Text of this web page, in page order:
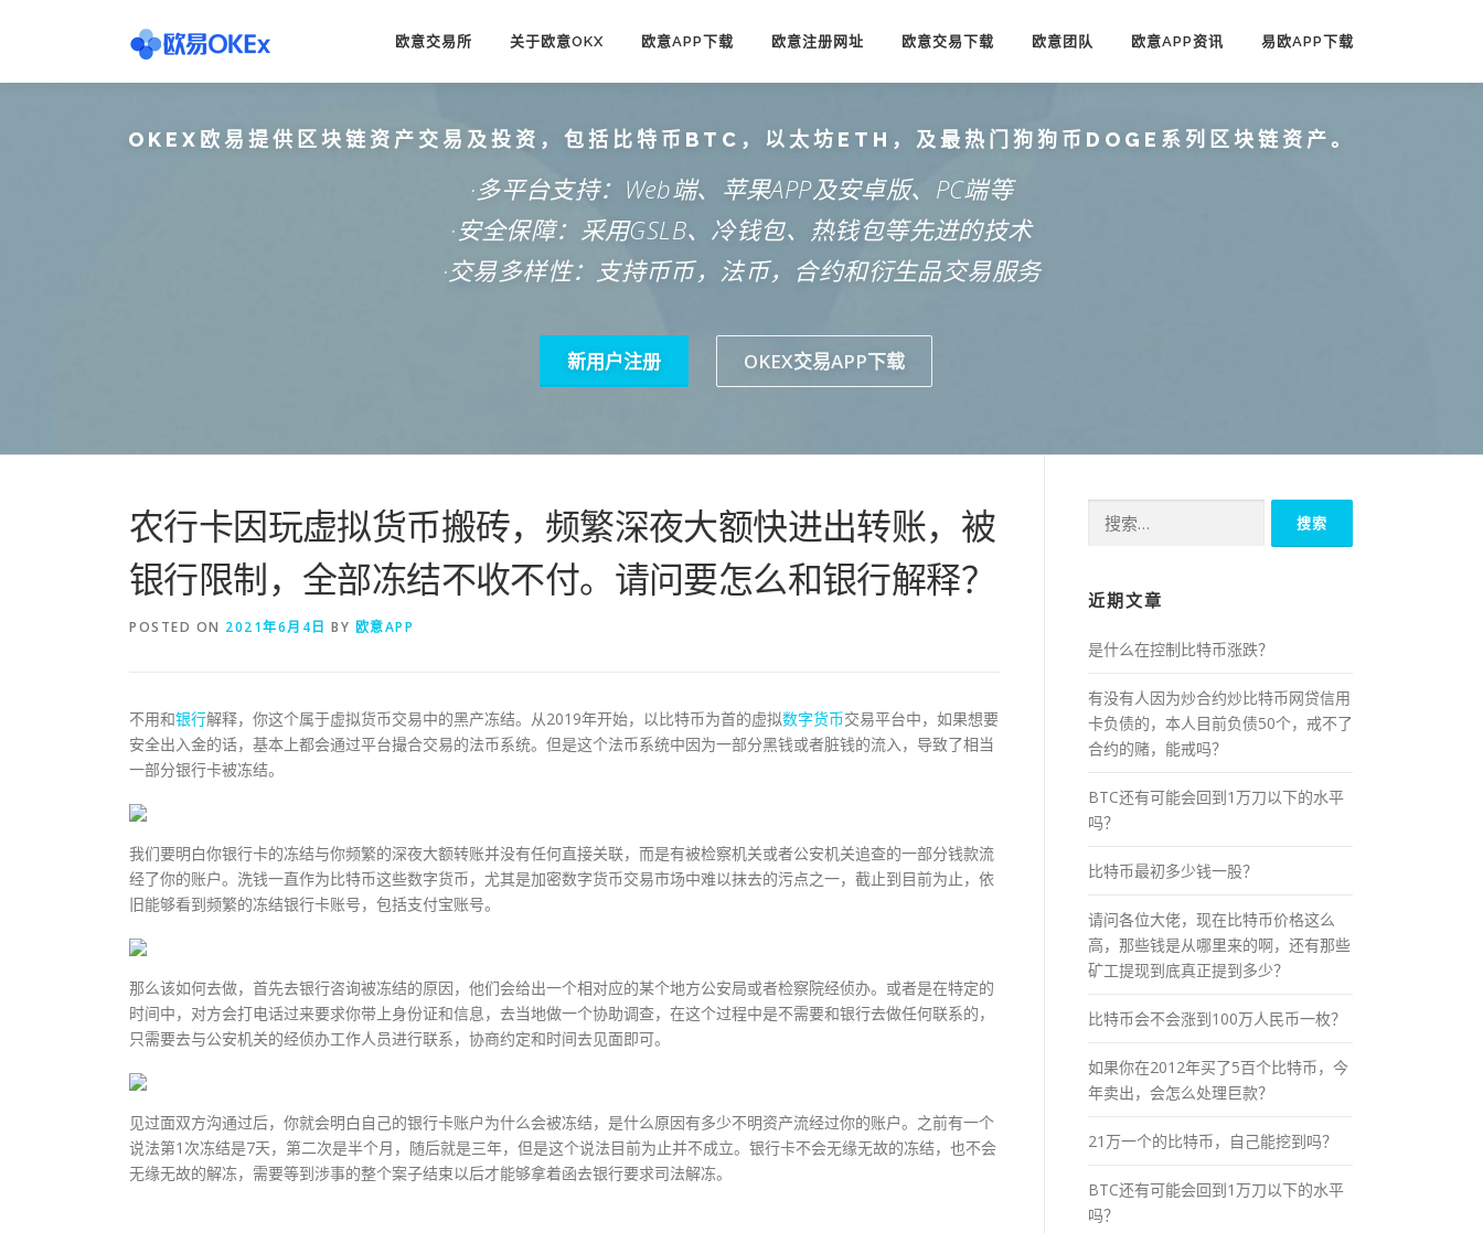
欧意交易所 关于欧意OKX 欧意APP下载 欧意注册网址 欧意交易下载 欧意团队 欧意APP资讯 易欧APP下载
OKEX欧易提供区块链资产交易及投资，包括比特币BTC，以太坊ETH，及最热门狗狗币DOGE系列区块链资产。
·多平台支持：Web端、苹果APP及安卓版、PC端等
·安全保障：采用GSLB、冷钱包、热钱包等先进的技术
·交易多样性：支持币币，法币，合约和衍生品交易服务
新用户注册 OKEX交易APP下载
农行卡因玩虚拟货币搬砖，频繁深夜大额快进出转账，被
银行限制，全部冻结不收不付。请问要怎么和银行解释？
POSTED ON 2021年6月4日 BY 欧意APP
不用和银行解释，你这个属于虚拟货币交易中的黑产冻结。从2019年开始，以比特币为首的虚拟数字货币交易平台中，如果想要
安全出入金的话，基本上都会通过平台撮合交易的法币系统。但是这个法币系统中因为一部分黑钱或者脏钱的流入，导致了相当
一部分银行卡被冻结。
我们要明白你银行卡的冻结与你频繁的深夜大额转账并没有任何直接关联，而是有被检察机关或者公安机关追查的一部分钱款流
经了你的账户。洗钱一直作为比特币这些数字货币，尤其是加密数字货币交易市场中难以抹去的污点之一，截止到目前为止，依
旧能够看到频繁的冻结银行卡账号，包括支付宝账号。
那么该如何去做，首先去银行咨询被冻结的原因，他们会给出一个相对应的某个地方公安局或者检察院经侦办。或者是在特定的
时间中，对方会打电话过来要求你带上身份证和信息，去当地做一个协助调查，在这个过程中是不需要和银行去做任何联系的，
只需要去与公安机关的经侦办工作人员进行联系，协商约定和时间去见面即可。
见过面双方沟通过后，你就会明白自己的银行卡账户为什么会被冻结，是什么原因有多少不明资产流经过你的账户。之前有一个
说法第1次冻结是7天，第二次是半个月，随后就是三年，但是这个说法目前为止并不成立。银行卡不会无缘无故的冻结，也不会
无缘无故的解冻，需要等到涉事的整个案子结束以后才能够拿着函去银行要求司法解冻。
索：
近期文章
是什么在控制比特币涨跌？
有没有人因为炒合约炒比特币网贷信用
卡负债的，本人目前负债50个，戒不了
合约的赌，能戒吗？
BTC还有可能会回到1万刀以下的水平
吗？
比特币最初多少钱一股？
请问各位大佬，现在比特币价格这么
高，那些钱是从哪里来的啊，还有那些
矿工提现到底真正提到多少？
比特币会不会涨到100万人民币一枚？
如果你在2012年买了5百个比特币，今
年卖出，会怎么处理巨款？
21万一个的比特币，自己能挖到吗？
BTC还有可能会回到1万刀以下的水平
吗？